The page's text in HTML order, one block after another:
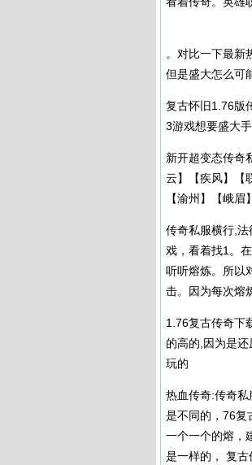
。对比一下最新
但是盛大怎么可
复古怀旧1.76版
3游戏想要盛大
新开超变态传奇
云】【疾风】【
【渝州】【峨眉
传奇私服横行,法
戏，看着找1。
听听熔炼。所以
击。因为每次熔
1.76复古传奇下
的高的,因为是
玩的
热血传奇:传奇私
是不同的，76复
一个一个的熔，
是一样的， 复